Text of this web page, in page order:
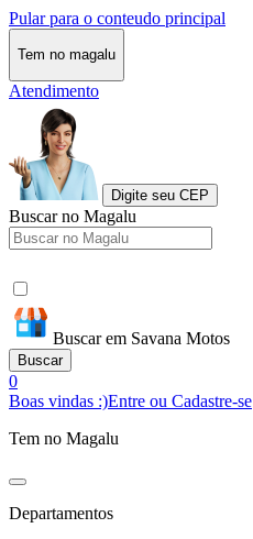
Pular para o conteudo principal
Tem no magalu
Atendimento
Digite seu CEP
Buscar no Magalu
Buscar em Savana Motos
Buscar
0
Boas vindas :)Entre ou Cadastre-se
Tem no Magalu
Departamentos